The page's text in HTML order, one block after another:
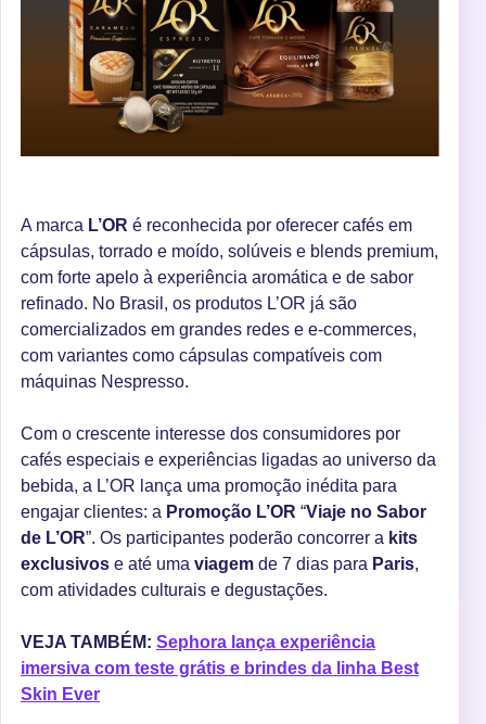
A marca L’OR é reconhecida por oferecer cafés em
cápsulas, torrado e moído, solúveis e blends premium,
com forte apelo à experiência aromática e de sabor
refinado. No Brasil, os produtos L’OR já são
comercializados em grandes redes e e-commerces,
com variantes como cápsulas compatíveis com
máquinas Nespresso.
Com o crescente interesse dos consumidores por
cafés especiais e experiências ligadas ao universo da
bebida, a L’OR lança uma promoção inédita para
engajar clientes: a Promoção L’OR “Viaje no Sabor
de L’OR”. Os participantes poderão concorrer a kits
exclusivos e até uma viagem de 7 dias para Paris,
com atividades culturais e degustações.
VEJA TAMBÉM: Sephora lança experiência
imersiva com teste grátis e brindes da linha Best
Skin Ever